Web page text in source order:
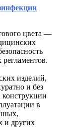
цвета —
изделий,
и без
в
и других